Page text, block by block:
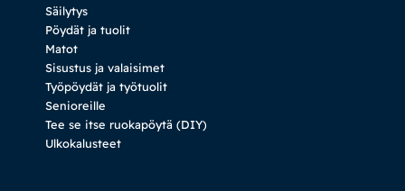
Säilytys
Pöydät ja tuolit
Matot
Sisustus ja valaisimet
Työpöydät ja työtuolit
Senioreille
Tee se itse ruokapöytä (DIY)
Ulkokalusteet